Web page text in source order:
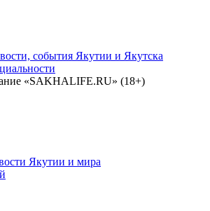
«SAKHALIFE.RU» (18+)
Якутии и мира